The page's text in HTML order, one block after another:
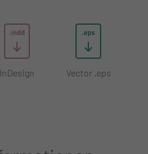
InDesign Vector .eps